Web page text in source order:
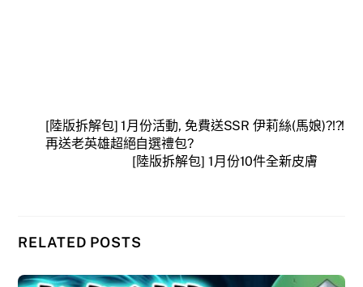
[陸版拆解包] 1月份活動, 免費送SSR 伊莉絲(馬娘)?!?!
再送老英雄超絕自選禮包?
[陸版拆解包] 1月份10件全新皮膚
RELATED POSTS